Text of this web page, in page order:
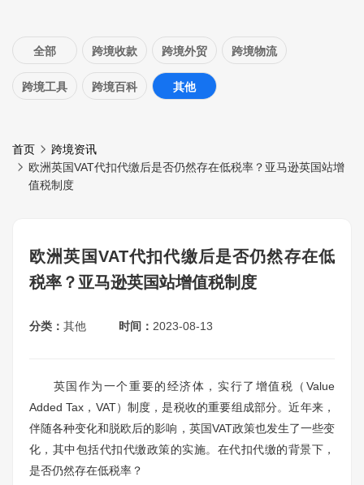
全部 跨境收款 跨境外贸 跨境物流
跨境工具 跨境百科 其他
首页
跨境资讯
欧洲英国VAT代扣代缴后是否仍然存在低税率？亚马逊英国站增
值税制度
欧洲英国VAT代扣代缴后是否仍然存在低
税率？亚马逊英国站增值税制度
分类： 其他 时间： 2023-08-13
英国作为一个重要的经济体，实行了增值税（Value
Added Tax，VAT）制度，是税收的重要组成部分。近年来，
伴随各种变化和脱欧后的影响，英国VAT政策也发生了一些变
化，其中包括代扣代缴政策的实施。在代扣代缴的背景下，
是否仍然存在低税率？